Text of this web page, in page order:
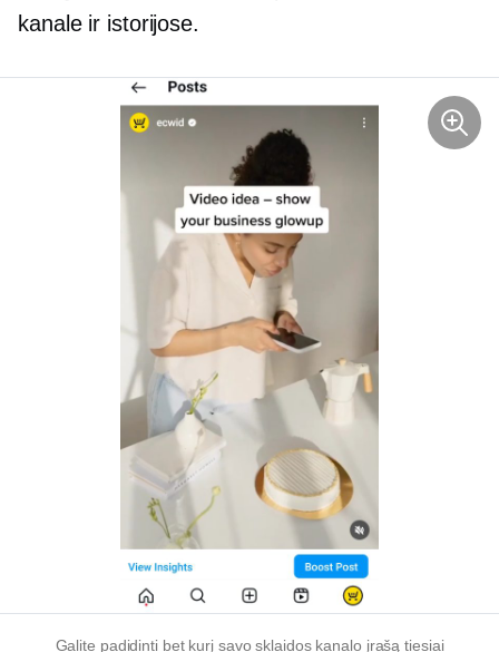
kanale ir istorijose.
Galite padidinti bet kurį savo sklaidos kanalo įrašą tiesiai